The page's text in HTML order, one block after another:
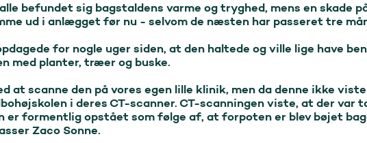
befundet sig bagstaldens varme og tryghed, mens en skade
ud i anlægget før nu - selvom de næsten har passeret tre
for nogle uger siden, at den haltede og ville lige have
med planter, træer og buske.
at scanne den på vores egen lille klinik, men da denne ikke
i deres CT-scanner. CT-scanningen viste, at der var
er formentlig opstået som følge af, at forpoten er blev bøjet
Zaco Sonne.